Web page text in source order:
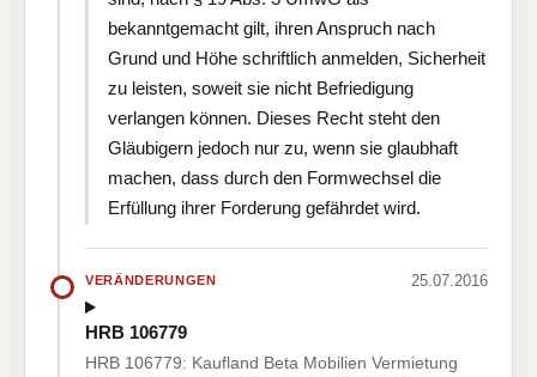
bekanntgemacht gilt, ihren Anspruch nach
Grund und Höhe schriftlich anmelden, Sicherheit
zu leisten, soweit sie nicht Befriedigung
verlangen können. Dieses Recht steht den
Gläubigern jedoch nur zu, wenn sie glaubhaft
machen, dass durch den Formwechsel die
Erfüllung ihrer Forderung gefährdet wird.
VERÄNDERUNGEN 25.07.2016
HRB 106779
HRB 106779: Kaufland Beta Mobilien Vermietung